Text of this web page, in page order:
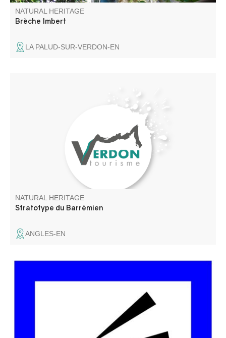
NATURAL HERITAGE
Brèche Imbert
LA PALUD-SUR-VERDON-EN
is located at the edge of the RD 33 road (signposted)
before reaching the village of Angles, in the heart of La
Réserve Naturelle Géologique de Haute-Provence.
NATURAL HERITAGE
Stratotype du Barrémien
ANGLES-EN
Le belvédère des Glacières s’appelle ainsi car il y avait
des trous dans lesquelles la glace naturelle était
conservée pour l’usage domestique (avant l’arrivée de